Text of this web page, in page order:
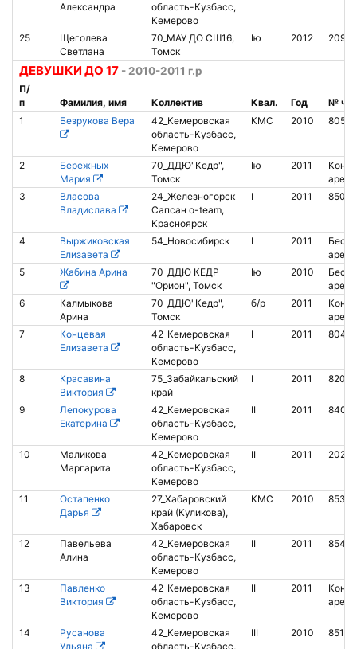
Александра
область-Кузбасс,
Кемерово
25
Щеголева
Светлана
70_МАУ ДО СШ16,
Томск
Iю 2012
ДЕВУШКИ ДО 17 - 2010-2011 г.р
П/
п
Фамилия, имя Коллектив Квал. Год
№
1
Безрукова Вера
42_Кемеровская
область-Кузбасс,
Кемерово
КМС 2010
2
Бережных
Мария
70_ДДЮ"Кедр",
Томск
Iю 2011
3
Власова
Владислава
24_Железногорск
Сапсан o-team,
Красноярск
I 2011
4
Выржиковская
Елизавета
54_Новосибирск I 2011
5
Жабина Арина
70_ДДЮ КЕДР
"Орион", Томск
Iю 2010
6
Калмыкова
Арина
70_ДДЮ"Кедр",
Томск
б/р 2011
7
Концевая
Елизавета
42_Кемеровская
область-Кузбасс,
Кемерово
I 2011
8
Красавина
Виктория
75_Забайкальский
край
I 2011
9
Лепокурова
Екатерина
42_Кемеровская
область-Кузбасс,
Кемерово
II 2011
10
Маликова
Маргарита
42_Кемеровская
область-Кузбасс,
Кемерово
II 2011
11
Остапенко
Дарья
27_Хабаровский
край (Куликова),
Хабаровск
КМС 2010
12
Павельева
Алина
42_Кемеровская
область-Кузбасс,
Кемерово
II 2011
13
Павленко
Виктория
42_Кемеровская
область-Кузбасс,
Кемерово
II 2011
14
Русанова
Ульяна
42_Кемеровская
область-Кузбасс,
III 2010